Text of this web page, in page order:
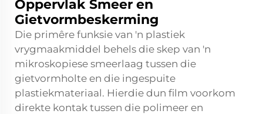
Oppervlak Smeer en
Gietvormbeskerming
Die primêre funksie van 'n plastiek
vrygmaakmiddel behels die skep van 'n
mikroskopiese smeerlaag tussen die
gietvormholte en die ingespuite
plastiekmateriaal. Hierdie dun film voorkom
direkte kontak tussen die polimeer en